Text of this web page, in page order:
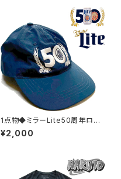
1点物◆ミラーLite50周年ロゴ
紺ベースボールキャップ古着メ
ンズレディースOKアメカジ90s
¥2,000